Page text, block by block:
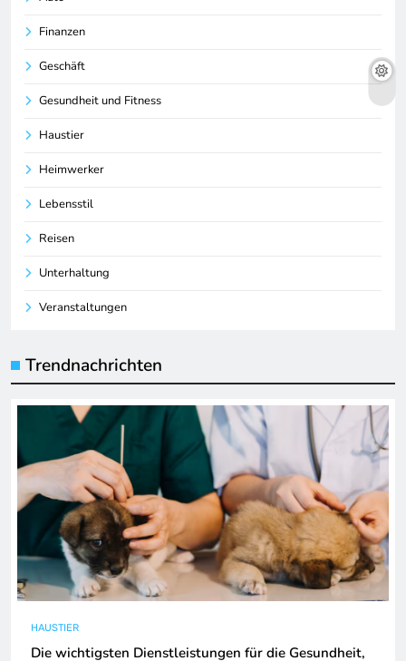
Finanzen
Geschäft
Gesundheit und Fitness
Haustier
Heimwerker
Lebensstil
Reisen
Unterhaltung
Veranstaltungen
Trendnachrichten
HAUSTIER
Die wichtigsten Dienstleistungen für die Gesundheit,